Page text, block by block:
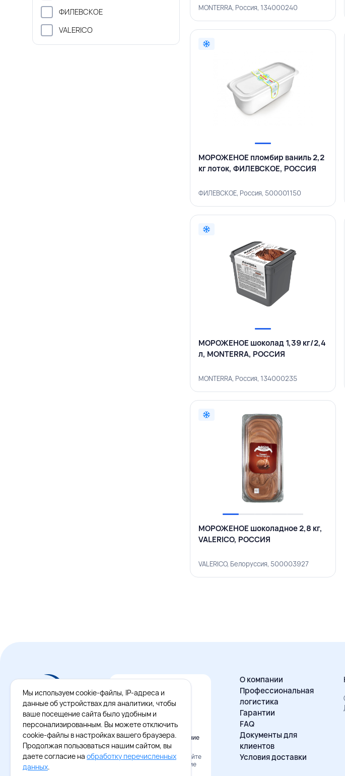
ФИЛЕВСКОЕ
VALERICO
MONTERRA, Россия, 134000240
МОРОЖЕНОЕ пломбир ваниль 2,2
кг лоток, ФИЛЕВСКОЕ, РОССИЯ
ФИЛЕВСКОЕ, Россия, 500001150
МОРОЖЕНОЕ шоколад 1,39 кг/2,4
л, MONTERRA, РОССИЯ
MONTERRA, Россия, 134000235
МОРОЖЕНОЕ шоколадное 2,8 кг,
VALERICO, РОССИЯ
VALERICO, Белоруссия, 500003927
Официальное приложение
Восток - Запад
Наведите камеру и скачайте
бесплатное приложение
О компании
Профессиональная
логистика
Гарантии
FAQ
Документы для
клиентов
Условия доставки
Мы используем cookie-файлы, IP-адреса и
данные об устройствах для аналитики, чтобы
ваше посещение сайта было удобным и
персонализированным. Вы можете отключить
cookie-файлы в настройках вашего браузера.
Продолжая пользоваться нашим сайтом, вы
даете согласие на обработку перечисленных
данных.